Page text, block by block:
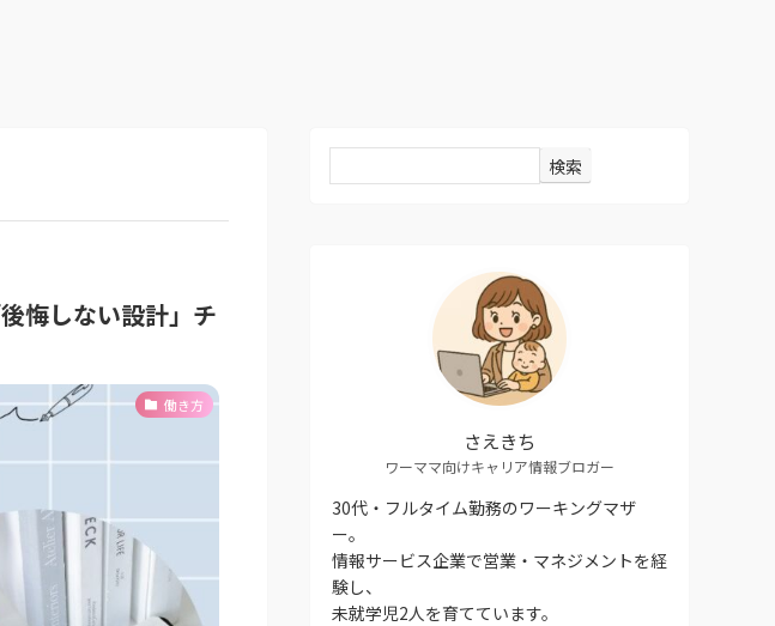
悔しない設計」チ
働き方
検索
さえきち
ワーママ向けキャリア情報ブロガー
30代・フルタイム勤務のワーキングマザ
ー。
情報サービス企業で営業・マネジメントを経
験し、
未就学児2人を育てています。